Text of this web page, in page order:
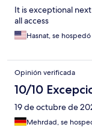
It is exceptional
all access
Hasnat, se
Opinión verificada
10/10
19 de octubre de
Mehrdad, se